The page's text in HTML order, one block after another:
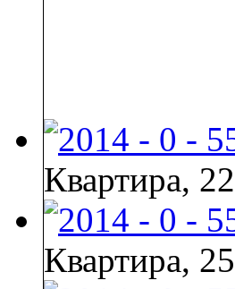
Квартира,
Квартира,